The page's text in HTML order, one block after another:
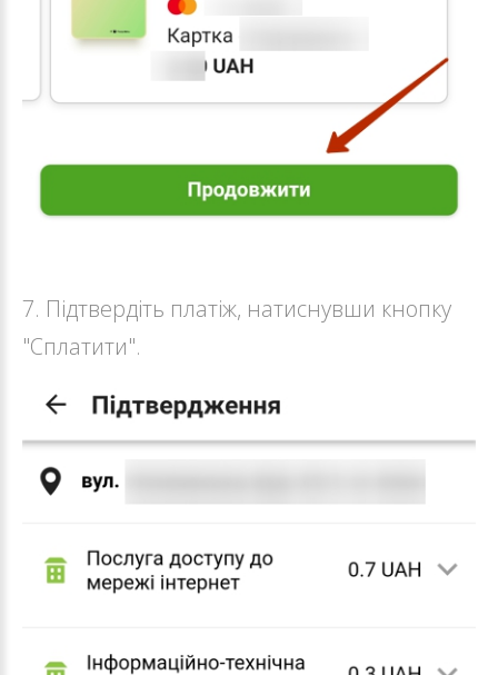
7. Підтвердіть платіж, натиснувши кнопку
"Сплатити".